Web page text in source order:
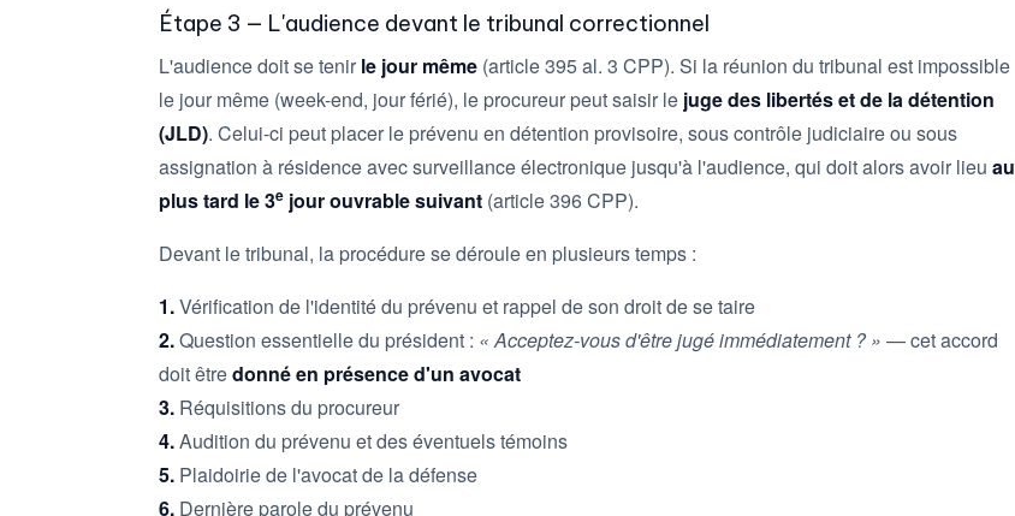
Étape 3 — L'audience devant le tribunal correctionnel
L'audience doit se tenir le jour même (article 395 al. 3 CPP). Si la réunion du tribunal est impossible
le jour même (week-end, jour férié), le procureur peut saisir le juge des libertés et de la détention
(JLD). Celui-ci peut placer le prévenu en détention provisoire, sous contrôle judiciaire ou sous
assignation à résidence avec surveillance électronique jusqu'à l'audience, qui doit alors avoir lieu au
plus tard le 3e jour ouvrable suivant (article 396 CPP).
Devant le tribunal, la procédure se déroule en plusieurs temps :
1.Vérification de l'identité du prévenu et rappel de son droit de se taire
2.Question essentielle du président : « Acceptez-vous d'être jugé immédiatement ? » — cet accord
doit êtredonné en présence d'un avocat
3. Réquisitions du procureur
4.Audition du prévenu et des éventuels témoins
5. Plaidoirie de l'avocat de la défense
6. Dernière parole du prévenu